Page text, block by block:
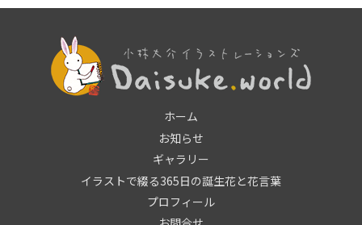
ホーム
お知らせ
ギャラリー
イラストで綴る365日の誕生花と花言葉
プロフィール